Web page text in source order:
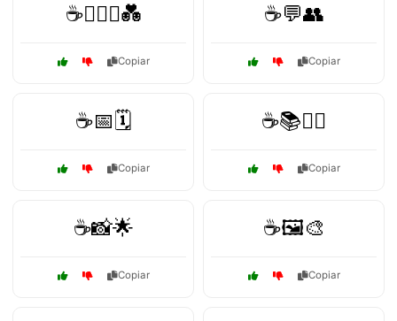
☕👩‍❤️‍👨💑
Copiar
☕💬👥
Copiar
☕📅🗓️
Copiar
☕📚🧘‍♂️
Copiar
☕📸🌟
Copiar
☕🖼️🎨
Copiar